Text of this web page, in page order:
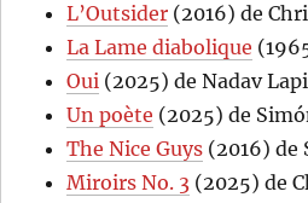
L’Outsider (2016) de
La Lame diabolique
Oui (2025) de Nadav
Un poète (2025) de
The Nice Guys (2016) de
Miroirs No. 3 (2025) de